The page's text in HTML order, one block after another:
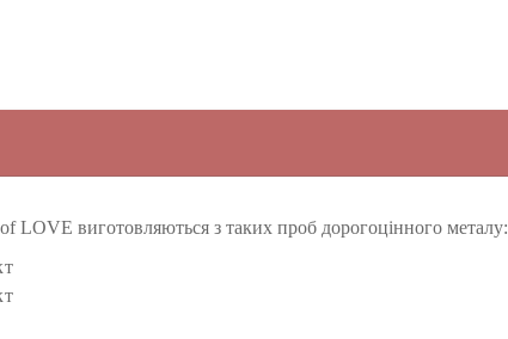
виготовляються з таких проб дорогоцінного металу: